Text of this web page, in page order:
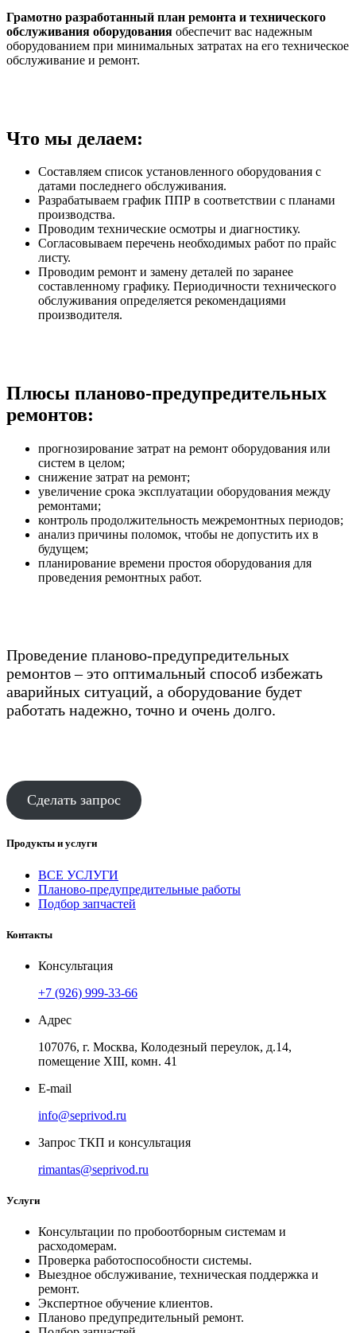
Грамотно разработанный план ремонта и технического
обслуживания оборудования обеспечит вас надежным
оборудованием при минимальных затратах на его техническое
обслуживание и ремонт.
Что мы делаем:
Составляем список установленного оборудования с
датами последнего обслуживания.
Разрабатываем график ППР в соответствии с планами
производства.
Проводим технические осмотры и диагностику.
Согласовываем перечень необходимых работ по прайс
листу.
Проводим ремонт и замену деталей по заранее
составленному графику. Периодичности технического
обслуживания определяется рекомендациями
производителя.
Плюсы планово-предупредительных
ремонтов:
прогнозирование затрат на ремонт оборудования или
систем в целом;
снижение затрат на ремонт;
увеличение срока эксплуатации оборудования между
ремонтами;
контроль продолжительность межремонтных периодов;
анализ причины поломок, чтобы не допустить их в
будущем;
планирование времени простоя оборудования для
проведения ремонтных работ.
Проведение планово-предупредительных
ремонтов – это оптимальный способ избежать
аварийных ситуаций, а оборудование будет
работать надежно, точно и очень долго.
Сделать запрос
Продукты и услуги
ВСЕ УСЛУГИ
Планово-предупредительные работы
Подбор запчастей
Контакты
Консультация
+7 (926) 999-33-66
Адрес
107076, г. Москва, Колодезный переулок, д.14,
помещение ХIII, комн. 41
E-mail
info@seprivod.ru
Запрос ТКП и консультация
rimantas@seprivod.ru
Услуги
Консультации по пробоотборным системам и
расходомерам.
Проверка работоспособности системы.
Выездное обслуживание, техническая поддержка и
ремонт.
Экспертное обучение клиентов.
Планово предупредительный ремонт.